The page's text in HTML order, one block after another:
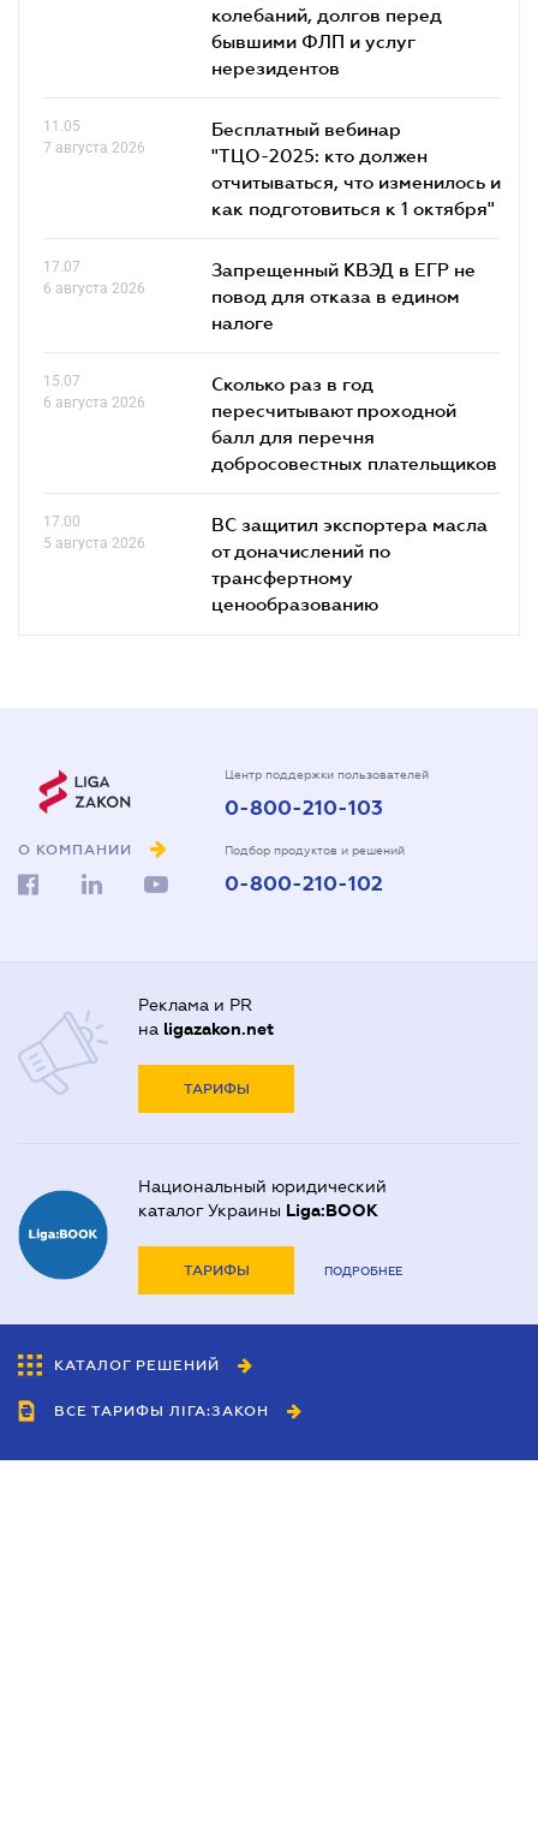
колебаний, долгов перед
бывшими ФЛП и услуг
нерезидентов
11.05
7 августа 2026
Бесплатный вебинар
"ТЦО-2025: кто должен
отчитываться, что изменилось и
как подготовиться к 1 октября"
17.07
6 августа 2026
Запрещенный КВЭД в ЕГР не
повод для отказа в едином
налоге
15.07
6 августа 2026
Сколько раз в год
пересчитывают проходной
балл для перечня
добросовестных плательщиков
17.00
5 августа 2026
ВС защитил экспортера масла
от доначислений по
трансфертному
ценообразованию
О КОМПАНИИ
Центр поддержки пользователей
0-800-210-103
Подбор продуктов и решений
0-800-210-102
Реклама и PR
на ligazakon.net
ТАРИФЫ
Национальный юридический
каталог Украины Liga:BOOK
ТАРИФЫ ПОДРОБНЕЕ
КАТАЛОГ РЕШЕНИЙ
ВСЕ ТАРИФЫ ЛІГА:ЗАКОН